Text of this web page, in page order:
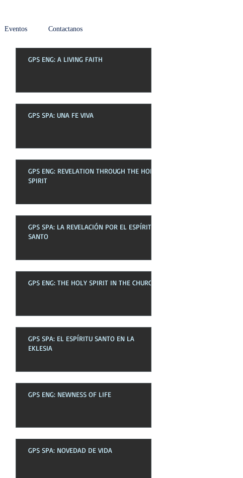
Eventos Contactanos
Boletines pasados
GPS ENG: A LIVING FAITH
GPS SPA: UNA FE VIVA
GPS ENG: REVELATION THROUGH THE HOLY
SPIRIT
GPS SPA: LA REVELACIÓN POR EL ESPÍRITU
SANTO
GPS ENG: THE HOLY SPIRIT IN THE CHURCH
GPS SPA: EL ESPÍRITU SANTO EN LA
EKLESIA
GPS ENG: NEWNESS OF LIFE
GPS SPA: NOVEDAD DE VIDA